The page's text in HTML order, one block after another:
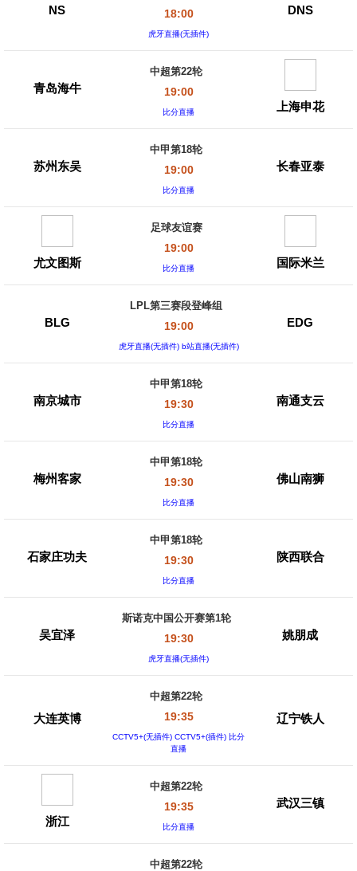
NS 18:00
虎牙直播(无插件)
DNS
青岛海牛
中超第22轮
19:00
比分直播 上海申花
苏州东吴
中甲第18轮
19:00
比分直播
长春亚泰
尤文图斯
足球友谊赛
19:00
比分直播 国际米兰
BLG
LPL第三赛段登峰组
19:00
虎牙直播(无插件) b站直播(无插件)
EDG
南京城市
中甲第18轮
19:30
比分直播
南通支云
梅州客家
中甲第18轮
19:30
比分直播
佛山南狮
石家庄功夫
中甲第18轮
19:30
比分直播
陕西联合
吴宜泽
斯诺克中国公开赛第1轮
19:30
虎牙直播(无插件)
姚朋成
大连英博
中超第22轮
19:35
CCTV5+(无插件) CCTV5+(插件) 比分
直播
辽宁铁人
浙江
中超第22轮
19:35
比分直播
武汉三镇
中超第22轮